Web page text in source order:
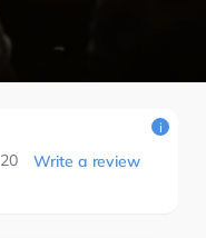
20 Write a review
i